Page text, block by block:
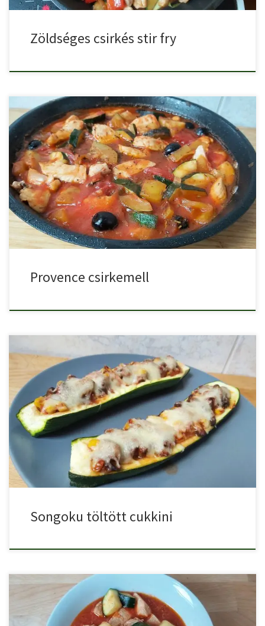
Zöldséges csirkés stir fry
A provence-e csirkemell (ejtsd provanszi) egy igazán mediterrán
hangulatú paradicsomos […]
Provence csirkemell
A songoku pizza, azaz a sonkáns gombás kukoricás pizza az […]
Songoku töltött cukkini